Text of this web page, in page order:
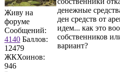
Живу на
форуме
Сообщений:
4140 Баллов:
12479
ЖКХоинов:
946
денежные
ден средств от
идем... как это
собственников
вариант?